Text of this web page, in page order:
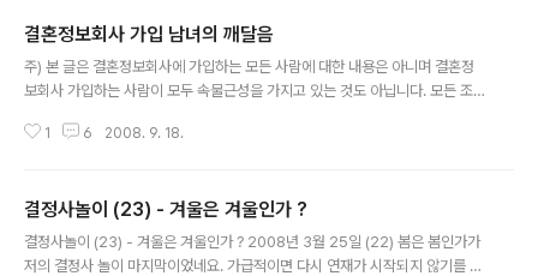
결혼정보회사 가입 남녀의 깨달음
주) 본 글은 결혼정보회사에 가입하는 모든 사람에 대한 내용은 아니며 결혼정
보회사 가입하는 사람이 모두 속물근성을 가지고 있는 것도 아닙니다. 모든 조
좋은 사람은 만남의 기회 조차 없지만 조금 괜찮으면 기회가 너무 많아 상대에
다 있겠죠. 저 역시 제 조건이 그다지 좋지 않지만 학력, 직업 이런거 다 낮춰도
어리고 예쁜 여자를 만나고 싶었으니까요. ----------------------- 일찌감
치 결혼을 전제로 남자를 사귀는 '영악한' 친구들을 보며, 우리 '언니들'은 다짐
1 6 2008. 9. 18.
결정사놀이 (23) - 겨울은 겨울인가 ?
결정사놀이 (23) - 겨울은 겨울인가 ? 2008년 3월 25일 (22) 봄은 봄인가가
저의 결정사 놀이 마지막이었네요. 가급적이면 다시 연재가 시작되지 않기를 바